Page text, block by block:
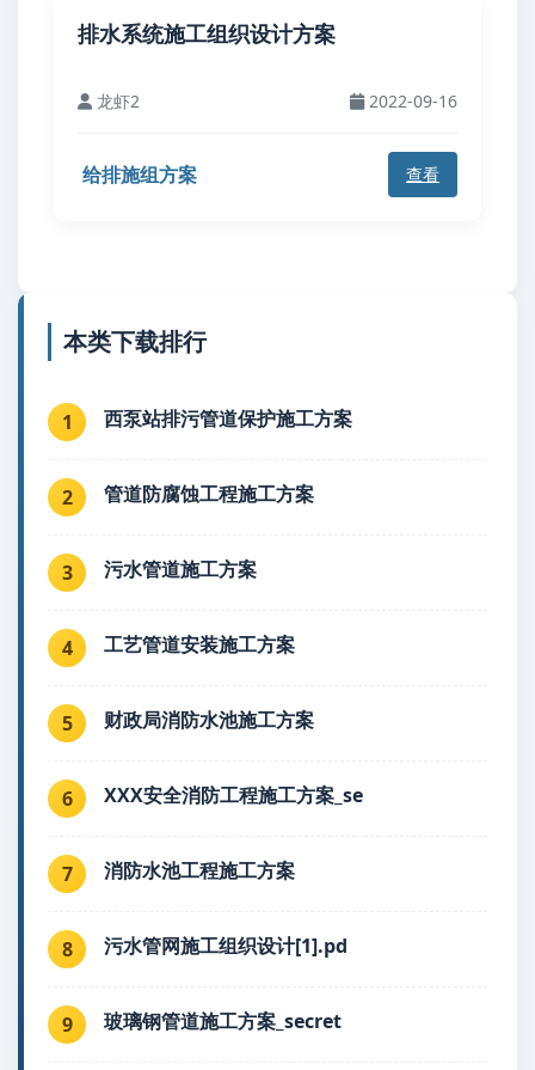
排水系统施工组织设计方案
龙虾2 2022-09-16
给排施组方案 查看
本类下载排行
1 西泵站排污管道保护施工方案
2 管道防腐蚀工程施工方案
3 污水管道施工方案
4 工艺管道安装施工方案
5 财政局消防水池施工方案
6 XXX安全消防工程施工方案_se
7 消防水池工程施工方案
8 污水管网施工组织设计[1].pd
9 玻璃钢管道施工方案_secret